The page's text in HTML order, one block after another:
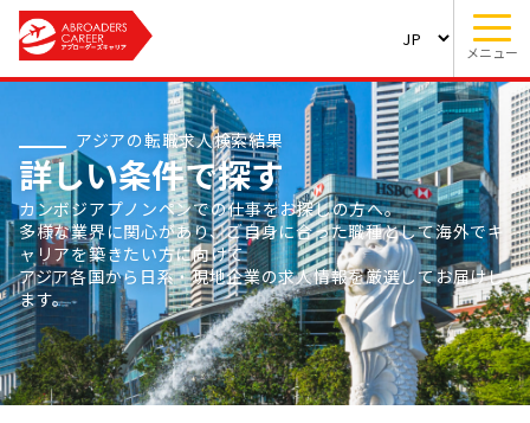
メニュー
アジアの転職求人検索結果
詳しい条件で探す
カンボジアプノンペンでの仕事をお探しの方へ。
多様な業界に関心があり、ご自身に合った職種として海外でキ
ャリアを築きたい方に向けて
アジア各国から日系・現地企業の求人情報を厳選してお届けし
ます。